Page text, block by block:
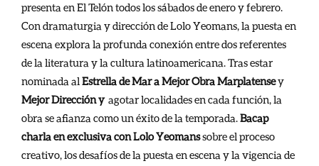
presenta en El Telón todos los sábados de enero y febrero.
Con dramaturgia y dirección de Lolo Yeomans, la puesta en
escena explora la profunda conexión entre dos referentes
de la literatura y la cultura latinoamericana. Tras estar
nominada al Estrella de Mar a Mejor Obra Marplatensey
Mejor Dirección y agotar localidades en cada función, la
obra se afianza como un éxito de la temporada.Bacap
charla en exclusiva con Lolo Yeomanssobre el proceso
creativo, los desafíos de la puesta en escena y la vigencia de